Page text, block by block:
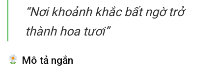
“Nơi khoảnh khắc bất ngờ trở
thành hoa tươi”
Mô tả ngắn